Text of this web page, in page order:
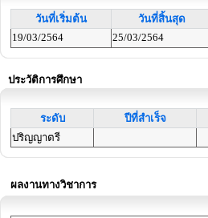
วันที่เริ่มต้น วันที่สิ้นสุด
19/03/2564
25/03/2564
ประวัติการศึกษา
ระดับ ปีที่สำเร็จ
ปริญญาตรี
ผลงานทางวิชาการ